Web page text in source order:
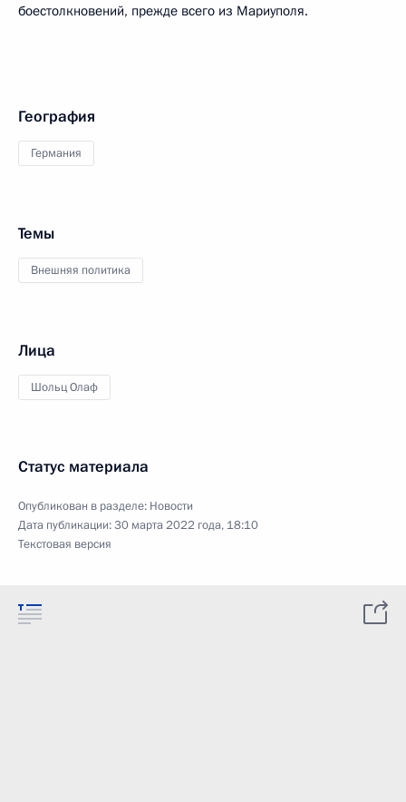
боестолкновений, прежде всего из Мариуполя.
География
Германия
Темы
Внешняя политика
Лица
Шольц Олаф
Статус материала
Опубликован в разделе: Новости
Дата публикации:30 марта 2022 года, 18:10
Текстовая версия